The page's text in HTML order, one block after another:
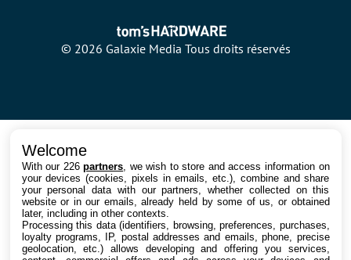
© 2026 Galaxie Media Tous droits réservés
Welcome
With our 226partners , we wish to store and access information on
your devices (cookies, pixels in emails, etc.), combine and share
your personal data with our partners, whether collected on this
website or in our emails, already held by some of us, or obtained
later, including in other contexts.
Processing this data (identifiers, browsing, preferences, purchases,
loyalty programs, IP, postal addresses and emails, phone, precise
geolocation, etc.) allows developing and offering you services,